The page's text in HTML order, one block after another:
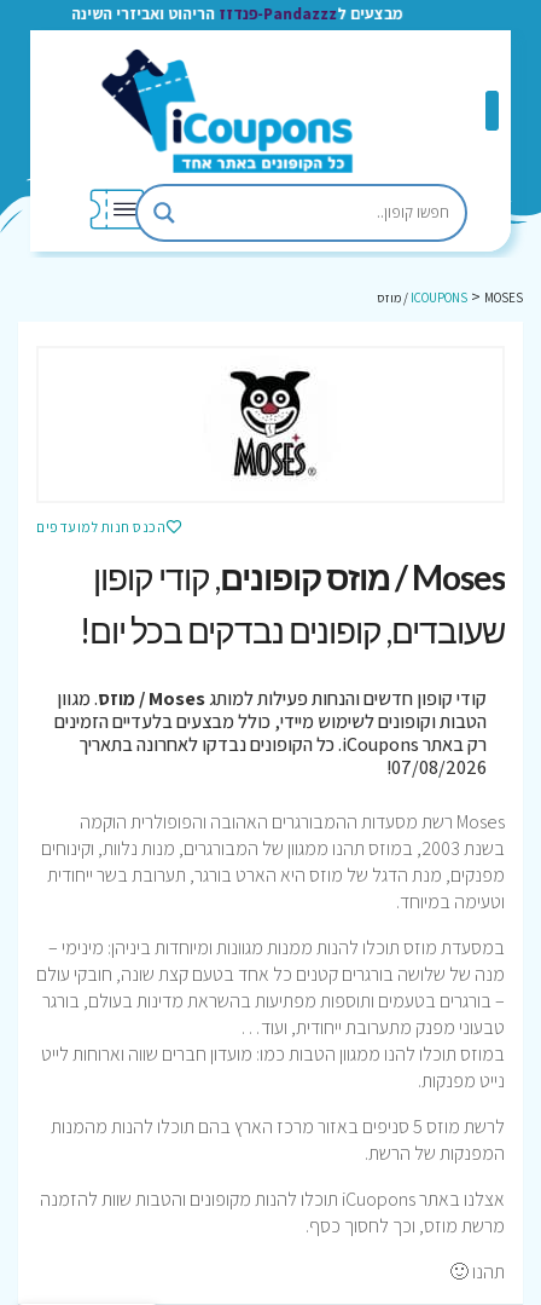
מבצעים לPandazzz-פנדזז הריהוט ואביזרי השינה
ICOUPONS > MOSES / מוזס
הכנס חנות למועדפים
Moses / מוזס קופונים
, קודי קופון
שעובדים, קופונים נבדקים בכל יום!
קודי קופון חדשים והנחות פעילות למותגMoses / מוזס
. מגוון
הטבות וקופונים לשימוש מיידי, כולל מבצעים בלעדיים הזמינים
רק באתר iCoupons. כל הקופונים נבדקו לאחרונה בתאריך
07/08/2026!
Moses רשת מסעדות ההמבורגרים האהובה והפופולרית הוקמה
בשנת 2003, במוזס תהנו ממגוון של המבורגרים, מנות נלוות, וקינוחים
מפנקים, מנת הדגל של מוזס היא הארט בורגר, תערובת בשר ייחודית
וטעימה במיוחד.
במסעדת מוזס תוכלו להנות ממנות מגוונות ומיוחדות ביניהן: מינימי –
מנה של שלושה בורגרים קטנים כל אחד בטעם קצת שונה, חובקי עולם
– בורגרים בטעמים ותוספות מפתיעות בהשראת מדינות בעולם, בורגר
טבעוני מפנק מתערובת ייחודית, ועוד…
במוזס תוכלו להנו ממגוון הטבות כמו: מועדון חברים שווה וארוחות לייט
נייט מפנקות.
לרשת מוזס 5 סניפים באזור מרכז הארץ בהם תוכלו להנות מהמנות
המפנקות של הרשת.
אצלנו באתר iCuopons תוכלו להנות מקופונים והטבות שוות להזמנה
מרשת מוזס, וכך לחסוך כסף.
תהנו 🙂